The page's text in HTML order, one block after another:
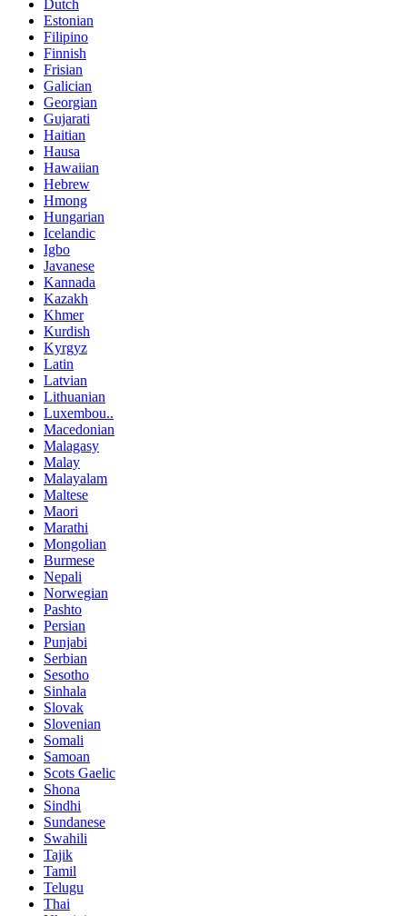
Dutch
Estonian
Filipino
Finnish
Frisian
Galician
Georgian
Gujarati
Haitian
Hausa
Hawaiian
Hebrew
Hmong
Hungarian
Icelandic
Igbo
Javanese
Kannada
Kazakh
Khmer
Kurdish
Kyrgyz
Latin
Latvian
Lithuanian
Luxembou..
Macedonian
Malagasy
Malay
Malayalam
Maltese
Maori
Marathi
Mongolian
Burmese
Nepali
Norwegian
Pashto
Persian
Punjabi
Serbian
Sesotho
Sinhala
Slovak
Slovenian
Somali
Samoan
Scots Gaelic
Shona
Sindhi
Sundanese
Swahili
Tajik
Tamil
Telugu
Thai